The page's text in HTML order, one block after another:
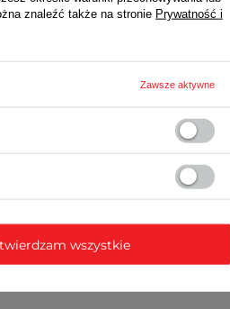
znaleźć także na stronie Prywatność i
Zawsze aktywne
wszystkie